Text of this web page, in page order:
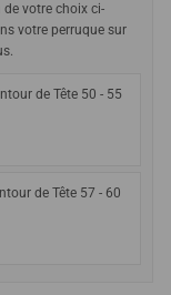
votre choix ci-
votre perruque sur
de Tête 50 - 55
de Tête 57 - 60